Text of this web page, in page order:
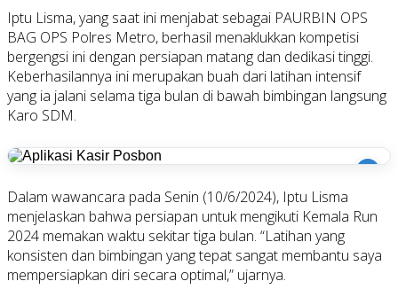
Iptu Lisma, yang saat ini menjabat sebagai PAURBIN OPS
BAG OPS Polres Metro, berhasil menaklukkan kompetisi
bergengsi ini dengan persiapan matang dan dedikasi tinggi.
Keberhasilannya ini merupakan buah dari latihan intensif
yang ia jalani selama tiga bulan di bawah bimbingan langsung
Karo SDM.
i
Dalam wawancara pada Senin (10/6/2024), Iptu Lisma
menjelaskan bahwa persiapan untuk mengikuti Kemala Run
2024 memakan waktu sekitar tiga bulan. “Latihan yang
konsisten dan bimbingan yang tepat sangat membantu saya
mempersiapkan diri secara optimal,” ujarnya.